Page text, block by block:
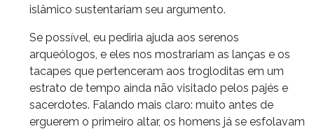
islâmico sustentariam seu argumento.
Se possível, eu pediria ajuda aos serenos
arqueólogos, e eles nos mostrariam as lanças e os
tacapes que pertenceram aos trogloditas em um
estrato de tempo ainda não visitado pelos pajés e
sacerdotes. Falando mais claro: muito antes de
erguerem o primeiro altar, os homens já se esfolavam